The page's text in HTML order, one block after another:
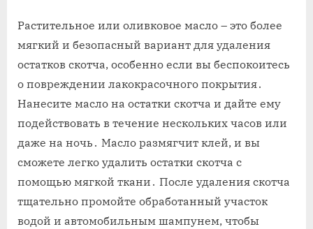
Растительное или оливковое масло – это более
мягкий и безопасный вариант для удаления
остатков скотча‚ особенно если вы беспокоитесь
о повреждении лакокрасочного покрытия․
Нанесите масло на остатки скотча и дайте ему
подействовать в течение нескольких часов или
даже на ночь․ Масло размягчит клей‚ и вы
сможете легко удалить остатки скотча с
помощью мягкой ткани․ После удаления скотча
тщательно промойте обработанный участок
водой и автомобильным шампунем‚ чтобы